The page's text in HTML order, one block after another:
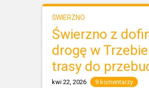
ŚWIERZNO
Świerzno z
drogę w
trasy do
kwi 22, 2026 9 komentarzy